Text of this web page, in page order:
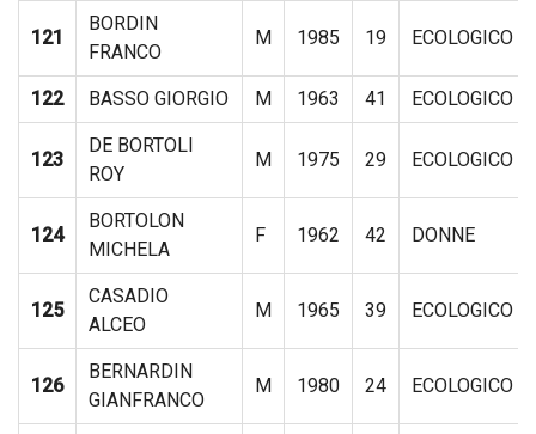
121
BORDIN
FRANCO
M 1985 19 ECOLOGICO
122 BASSO GIORGIO M 1963 41 ECOLOGICO
123
DE BORTOLI
ROY
M 1975 29 ECOLOGICO
124
BORTOLON
MICHELA
F 1962 42 DONNE
125
CASADIO
ALCEO
M 1965 39 ECOLOGICO
126
BERNARDIN
GIANFRANCO
M 1980 24 ECOLOGICO